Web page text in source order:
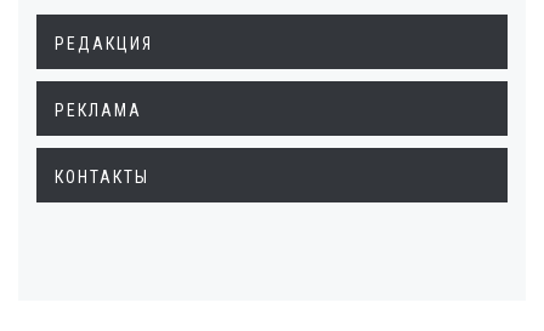
РЕДАКЦИЯ
РЕКЛАМА
КОНТАКТЫ